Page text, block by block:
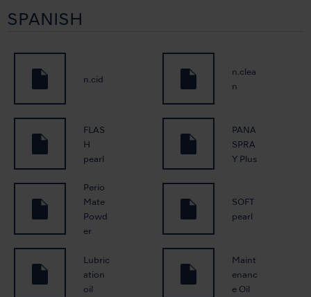
SPANISH
n.cid
n.clea
n
FLAS
H
pearl
PANA
SPRA
Y Plus
Perio
Mate
Powd
er
SOFT
pearl
Lubric
ation
oil
Maint
enanc
e Oil